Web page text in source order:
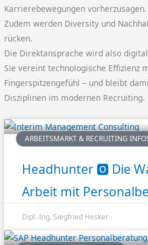
Karrierebewegungen vorherzusagen.
Zudem werden Diversity und
rücken.
Die Direktansprache wird also
Sie vereint technologische Effizienz
Fingerspitzengefühl – und bleibt
Disziplinen im modernen Recruiting.
ARBEITSMARKT & RECRUITING
Headhunter 🅾️ Die
Arbeit mit
Dipl.-Ing. Siegfried Hesker